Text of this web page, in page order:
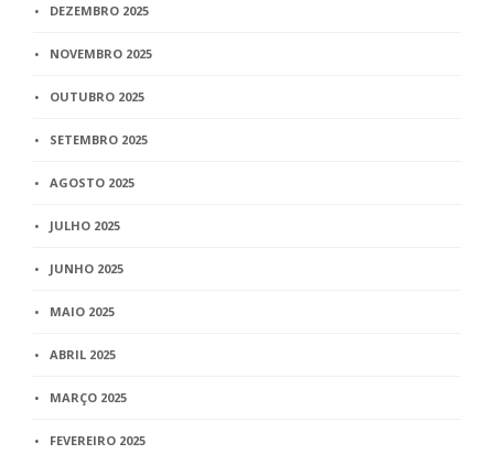
DEZEMBRO 2025
NOVEMBRO 2025
OUTUBRO 2025
SETEMBRO 2025
AGOSTO 2025
JULHO 2025
JUNHO 2025
MAIO 2025
ABRIL 2025
MARÇO 2025
FEVEREIRO 2025